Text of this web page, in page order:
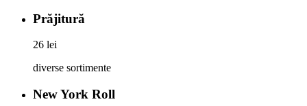
Prăjitură
26 lei
diverse sortimente
New York Roll